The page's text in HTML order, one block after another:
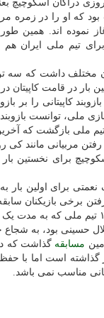
دراگان اسکوچیچ
که او را در زمره
نموده اند. همین
مختلف داشت که سه
بار در قامت کاپیتان
تنها به اندازه ۵ ثانیه
رفتن مربیانی مانند
برای نخستین
حسینی بود، به
مسابقه
مناسب نمی باشد.